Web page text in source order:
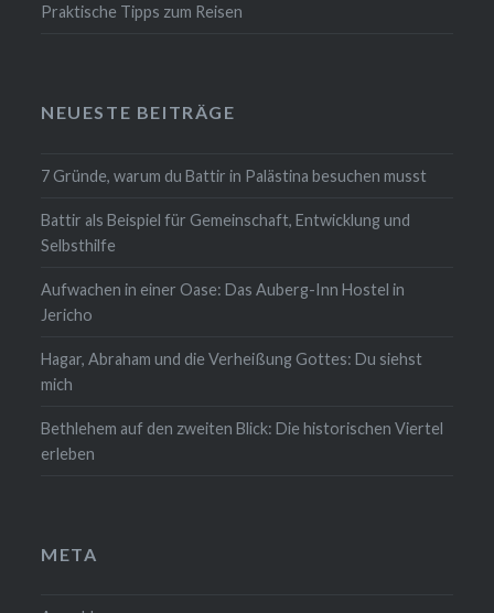
Praktische Tipps zum Reisen
NEUESTE BEITRÄGE
7 Gründe, warum du Battir in Palästina besuchen musst
Battir als Beispiel für Gemeinschaft, Entwicklung und
Selbsthilfe
Aufwachen in einer Oase: Das Auberg-Inn Hostel in
Jericho
Hagar, Abraham und die Verheißung Gottes: Du siehst
mich
Bethlehem auf den zweiten Blick: Die historischen Viertel
erleben
META